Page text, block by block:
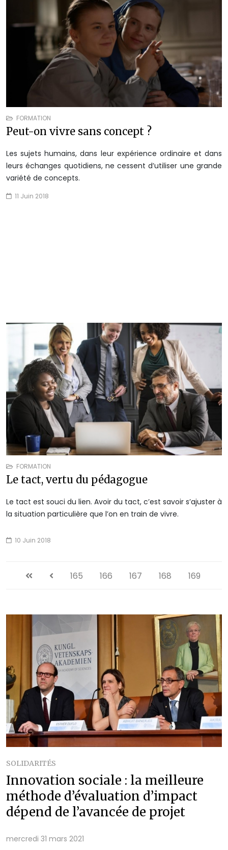
FORMATION
11 Juin 2018
Peut-on vivre sans concept ?
Les sujets humains, dans leur expérience ordinaire et dans
leurs échanges quotidiens, ne cessent d’utiliser une grande
variété de concepts.
FORMATION
10 Juin 2018
Le tact, vertu du pédagogue
Le tact est souci du lien. Avoir du tact, c’est savoir s’ajuster à
la situation particulière que l’on en train de vivre.
165 166 167 168 169
SOLIDARITÉS
Innovation sociale : la meilleure
méthode d’évaluation d’impact
dépend de l’avancée de projet
mercredi 31 mars 2021